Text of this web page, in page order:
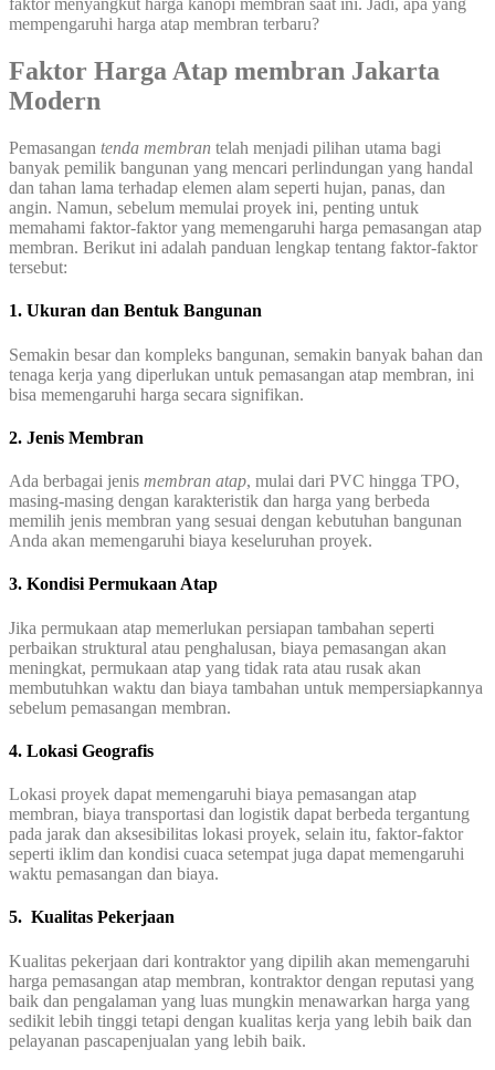
faktor menyangkut harga kanopi membran saat ini. Jadi, apa yang
mempengaruhi harga atap membran terbaru?
Faktor Harga Atap membran Jakarta
Modern
Pemasangan tenda membran telah menjadi pilihan utama bagi
banyak pemilik bangunan yang mencari perlindungan yang handal
dan tahan lama terhadap elemen alam seperti hujan, panas, dan
angin. Namun, sebelum memulai proyek ini, penting untuk
memahami faktor-faktor yang memengaruhi harga pemasangan atap
membran. Berikut ini adalah panduan lengkap tentang faktor-faktor
tersebut:
1. Ukuran dan Bentuk Bangunan
Semakin besar dan kompleks bangunan, semakin banyak bahan dan
tenaga kerja yang diperlukan untuk pemasangan atap membran, ini
bisa memengaruhi harga secara signifikan.
2. Jenis Membran
Ada berbagai jenis membran atap, mulai dari PVC hingga TPO,
masing-masing dengan karakteristik dan harga yang berbeda
memilih jenis membran yang sesuai dengan kebutuhan bangunan
Anda akan memengaruhi biaya keseluruhan proyek.
3. Kondisi Permukaan Atap
Jika permukaan atap memerlukan persiapan tambahan seperti
perbaikan struktural atau penghalusan, biaya pemasangan akan
meningkat, permukaan atap yang tidak rata atau rusak akan
membutuhkan waktu dan biaya tambahan untuk mempersiapkannya
sebelum pemasangan membran.
4. Lokasi Geografis
Lokasi proyek dapat memengaruhi biaya pemasangan atap
membran, biaya transportasi dan logistik dapat berbeda tergantung
pada jarak dan aksesibilitas lokasi proyek, selain itu, faktor-faktor
seperti iklim dan kondisi cuaca setempat juga dapat memengaruhi
waktu pemasangan dan biaya.
5. Kualitas Pekerjaan
Kualitas pekerjaan dari kontraktor yang dipilih akan memengaruhi
harga pemasangan atap membran, kontraktor dengan reputasi yang
baik dan pengalaman yang luas mungkin menawarkan harga yang
sedikit lebih tinggi tetapi dengan kualitas kerja yang lebih baik dan
pelayanan pascapenjualan yang lebih baik.